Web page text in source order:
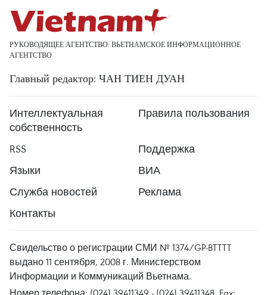
РУКОВОДЯЩЕЕ АГЕНТСТВО: ВЬЕТНАМСКОЕ ИНФОРМАЦИОННОЕ
АГЕНТСТВО
Главный редактор: ЧАН ТИЕН ДУАН
Интеллектуальная
собственность
Правила пользования
RSS
Поддержка
Языки
ВИА
Служба новостей
Реклама
Контакты
Свидельство о регистрации СМИ № 1374/GP-BTTTT
выдано 11 сентября, 2008 г. Министерством
Информации и Коммуникаций Вьетнама.
Номер телефона: (024) 39411349 - (024) 39411348, Fax: